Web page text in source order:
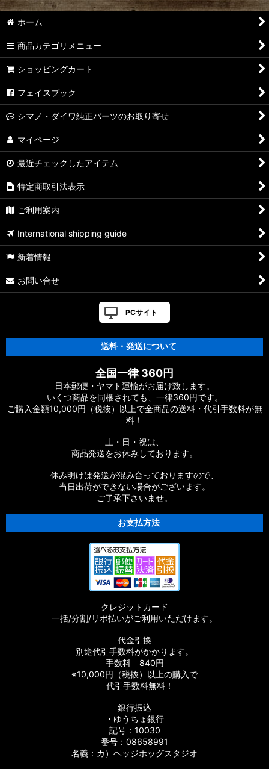
ホーム
商品カテゴリメニュー
ショッピングカート
フェイスブック
シマノ・ダイワ純正パーツのお取り寄せ
マイページ
最近チェックしたアイテム
特定商取引法表示
ご利用案内
International shipping guide
新着情報
お問い合せ
PCサイト
送料・発送について
全国一律 360円
日本郵便・ヤマト運輸がお届け致します。
いくつ商品を同梱されても、一律360円です。
ご購入金額10,000円（税抜）以上で全商品の送料・代引手数料が無
料！
土・日・祝は、
商品発送をお休みしております。
休み明けは発送が混み合っておりますので、
当日出荷ができない場合がございます。
ご了承下さいませ。
お支払方法
クレジットカード
一括/分割/リボ払いがご利用いただけます。
代金引換
別途代引手数料がかかります。
手数料 840円
※10,000円（税抜）以上の購入で
代引手数料無料！
銀行振込
・ゆうちょ銀行
記号：10030
番号：08658991
名義：カ）ヘッジホッグスタジオ